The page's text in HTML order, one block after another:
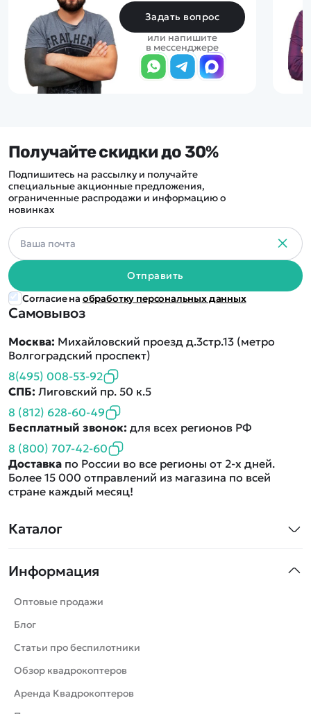
Задать вопрос
или напишите
в мессенджере
Каталог
Машинки
Танки
Вертолеты
Катера
Роботы
Самолеты
Информация
Оптовые продажи
Блог
Статьи про беспилотники
Обзор квадрокоптеров
Аренда Квадрокоптеров
Самовывоз
Москва: Михайловский проезд д.3стр.13 (метро
Волгоградский проспект)
8(495) 008-53-92
СПБ: Лиговский пр. 50 к.5
8 (812) 628-60-49
Бесплатный звонок: для всех регионов РФ
8 (800) 707-42-60
Доставка по России во все регионы от 2-х дней.
Более 15 000 отправлений из магазина по всей
стране каждый месяц!
Получайте скидки до 30%
Подпишитесь на рассылку и получайте
специальные акционные предложения,
ограниченные распродажи и информацию о
новинках
Отправить
Согласие на обработку персональных данных